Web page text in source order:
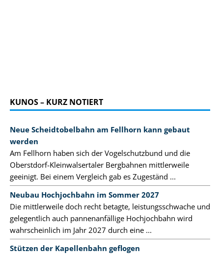
KUNOS – KURZ NOTIERT
Neue Scheidtobelbahn am Fellhorn kann gebaut
werden
Am Fellhorn haben sich der Vogelschutzbund und die
Oberstdorf-Kleinwalsertaler Bergbahnen mittlerweile
geeinigt. Bei einem Vergleich gab es Zugeständ ...
Neubau Hochjochbahn im Sommer 2027
Die mittlerweile doch recht betagte, leistungsschwache und
gelegentlich auch pannenanfällige Hochjochbahn wird
wahrscheinlich im Jahr 2027 durch eine ...
Stützen der Kapellenbahn geflogen